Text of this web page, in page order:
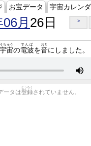
お宝データ 宇宙カレン
月 26日 >
宇宙
うちゅう
の電波
でんぱ
を音
おと
にしました。
ータは登録
とうろく
されていません。